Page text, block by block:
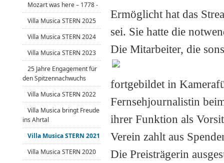
Ermöglicht hat das Stre
sei. Sie hatte die
Die Mitarbeiter, die
fortgebildet in
Fernsehjournalistin
ihrer Funktion als
Verein zahlt aus
Die Preisträgerin
Mozart was here – 1778 -
Villa Musica STERN 2025
Villa Musica STERN 2024
Villa Musica STERN 2023
25 Jahre Engagement für
den Spitzennachwuchs
Villa Musica STERN 2022
Villa Musica bringt Freude
ins Ahrtal
Villa Musica STERN 2021
Villa Musica STERN 2020